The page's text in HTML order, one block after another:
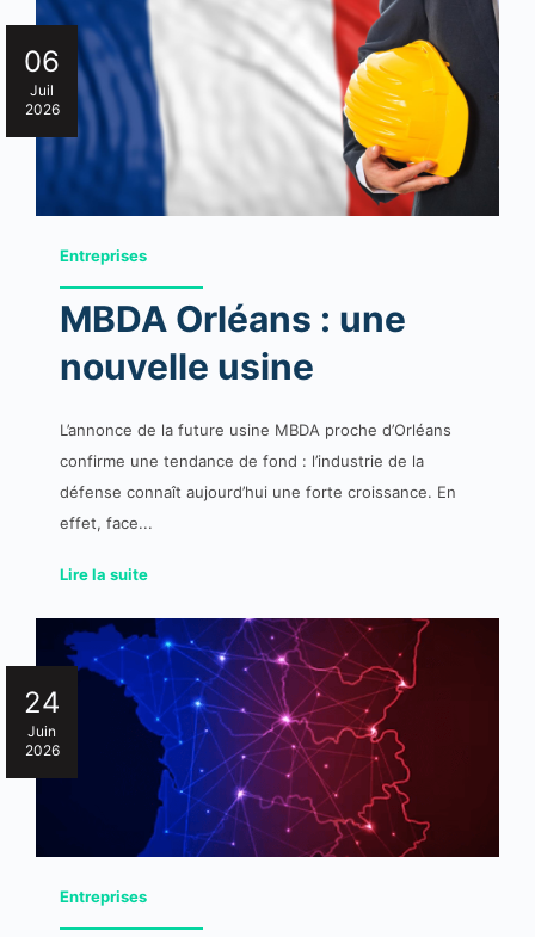
06
Juil
2026
Entreprises
MBDA Orléans : une
nouvelle usine
L’annonce de la future usine MBDA proche d’Orléans
confirme une tendance de fond : l’industrie de la
défense connaît aujourd’hui une forte croissance. En
effet, face...
Lire la suite
24
Juin
2026
Entreprises